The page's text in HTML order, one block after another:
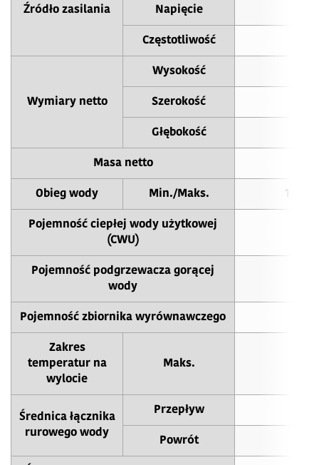
Źródło zasilania Napięcie
Częstotliwość
Wymiary netto
Wysokość
Szerokość
Głębokość
Masa netto
Obieg wody Min./Maks. 19.5 /
Pojemność ciepłej wody użytkowej
(CWU)
Pojemność podgrzewacza gorącej
wody
Pojemność zbiornika wyrównawczego
Zakres
temperatur na
wylocie
Maks.
Średnica łącznika
rurowego wody
Przepływ
Powrót